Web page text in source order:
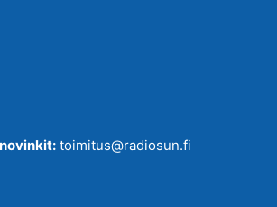
toimitus@radiosun.fi